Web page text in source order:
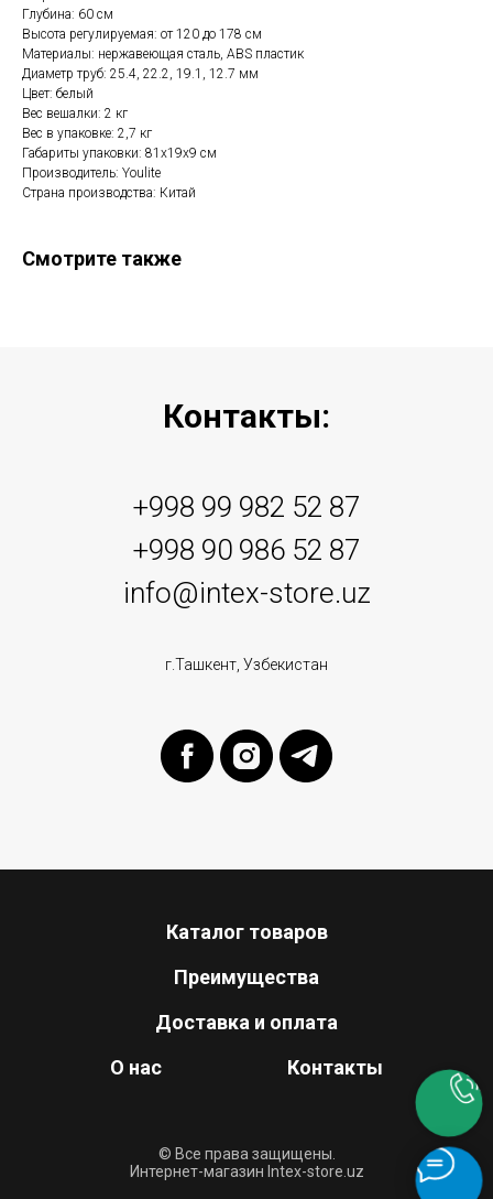
Глубина: 60 см
Высота регулируемая: от 120 до 178 см
Материалы: нержавеющая сталь, ABS пластик
Диаметр труб: 25.4, 22.2, 19.1, 12.7 мм
Цвет: белый
Вес вешалки: 2 кг
Вес в упаковке: 2,7 кг
Габариты упаковки: 81х19х9 см
Производитель: Youlite
Страна производства: Китай
Смотрите также
Контакты:
+998 99 982 52 87
+998 90 986 52 87
info@intex-store.uz
г.Ташкент, Узбекистан
Каталог товаров
Преимущества
Доставка и оплата
О нас
Контакты
© Все права защищены.
Интернет-магазин Intex-store.uz